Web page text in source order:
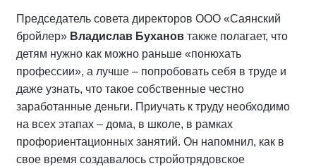
Председатель совета директоров ООО «Саянский
бройлер» Владислав Буханов также полагает, что
детям нужно как можно раньше «понюхать
профессии», а лучше – попробовать себя в труде и
даже узнать, что такое собственные честно
заработанные деньги. Приучать к труду необходимо
на всех этапах – дома, в школе, в рамках
профориентационных занятий. Он напомнил, как в
свое время создавалось стройотрядовское